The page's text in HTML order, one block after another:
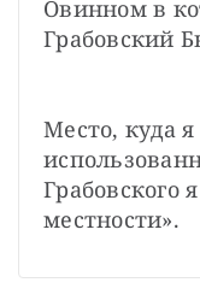
Овинном в
Грабовский
Место, куда
Грабовского
местности».